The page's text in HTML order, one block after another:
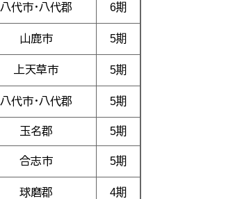
八代市・八代郡 6期
山鹿市 5期
上天草市 5期
八代市・八代郡 5期
玉名郡 5期
合志市 5期
球磨郡 4期